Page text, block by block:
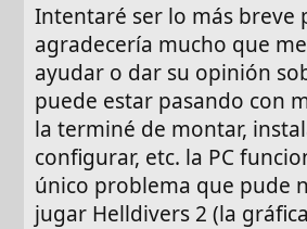
Intentaré ser lo más breve
agradecería mucho que
ayudar o dar su opinión
puede estar pasando con
la terminé de montar,
configurar, etc. la PC
único problema que pude
jugar Helldivers 2 (la